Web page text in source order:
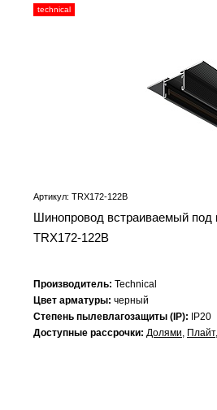
technical
Артикул: TRX172-122B
Шинопровод встраиваемый под
TRX172-122B
Производитель: Technical
Цвет арматуры: черный
Степень пылевлагозащиты (IP):
IP20
Доступные рассрочки: Долями, Плайт,